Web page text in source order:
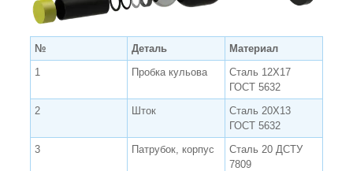
№ Деталь
Материал
1
Пробка кульова
Сталь 12Х17
ГОСТ 5632
2
Шток
Сталь 20Х13
ГОСТ 5632
3
Патрубок, корпус
Сталь 20 ДСТУ
7809